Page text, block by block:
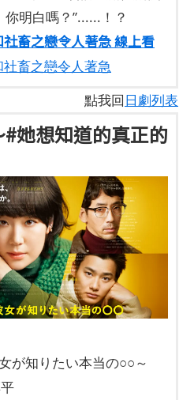
明白嗎？”......！？
社畜之戀令人著急 線上看
社畜之戀令人著急
點我回日劇列表
#她想知道的真正的
が知りたい本当の○○～